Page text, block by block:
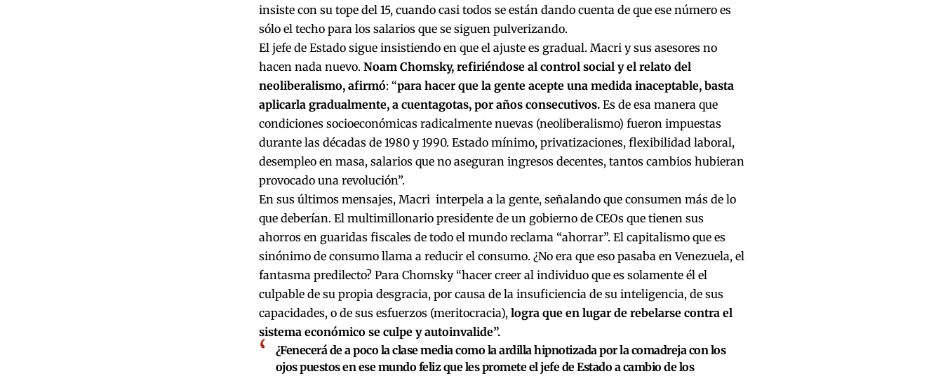
insiste con su tope del 15, cuando casi todos se están dando cuenta de que ese número es
sólo el techo para los salarios que se siguen pulverizando.
El jefe de Estado sigue insistiendo en que el ajuste es gradual. Macri y sus asesores no
hacen nada nuevo. Noam Chomsky, refiriéndose al control social y el relato del
neoliberalismo, afirmó: “para hacer que la gente acepte una medida inaceptable, basta
aplicarla gradualmente, a cuentagotas, por años consecutivos.Es de esa manera que
condiciones socioeconómicas radicalmente nuevas (neoliberalismo) fueron impuestas
durante las décadas de 1980 y 1990. Estado mínimo, privatizaciones, flexibilidad laboral,
desempleo en masa, salarios que no aseguran ingresos decentes, tantos cambios hubieran
provocado una revolución”.
En sus últimos mensajes, Macri interpela a la gente, señalando que consumen más de lo
que deberían. El multimillonario presidente de un gobierno de CEOs que tienen sus
ahorros en guaridas fiscales de todo el mundo reclama “ahorrar”. El capitalismo que es
sinónimo de consumo llama a reducir el consumo. ¿No era que eso pasaba en Venezuela, el
fantasma predilecto? Para Chomsky “hacer creer al individuo que es solamente él el
culpable de su propia desgracia, por causa de la insuficiencia de su inteligencia, de sus
capacidades, o de sus esfuerzos (meritocracia),logra que en lugar de rebelarse contra el
sistema económico se culpe y autoinvalide”.
¿Fenecerá de a poco la clase media como la ardilla hipnotizada por la comadreja con los
ojos puestos en ese mundo feliz que les promete el jefe de Estado a cambio de los